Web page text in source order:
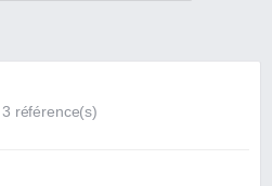
3 référence(s)